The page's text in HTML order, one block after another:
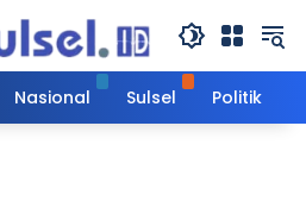
Nasional Sulsel Politik